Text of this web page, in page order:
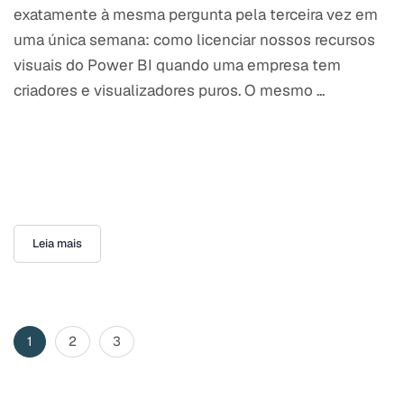
exatamente à mesma pergunta pela terceira vez em
uma única semana: como licenciar nossos recursos
visuais do Power BI quando uma empresa tem
criadores e visualizadores puros. O mesmo ...
Leia mais
Paginação
Página
1 Página
2 Página
3